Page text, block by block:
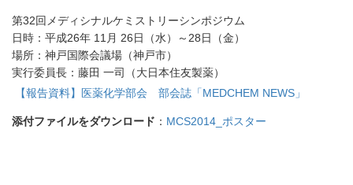
第32回メディシナルケミストリーシンポジウム
日時：平成26年 11月 26日（水）～28日（金）
場所：神戸国際会議場（神戸市）
実行委員長：藤田 一司（大日本住友製薬）
【報告資料】医薬化学部会 部会誌「MEDCHEM NEWS」
添付ファイルをダウンロード ： MCS2014_ポスター